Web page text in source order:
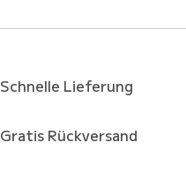
Schnelle Lieferung
Gratis Rückversand